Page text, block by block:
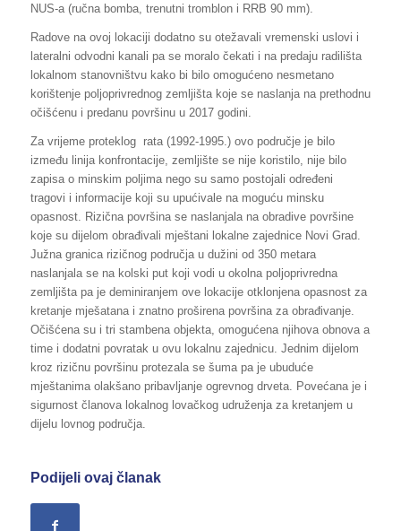
NUS-a (ručna bomba, trenutni tromblon i RRB 90 mm).
Radove na ovoj lokaciji dodatno su otežavali vremenski uslovi i
lateralni odvodni kanali pa se moralo čekati i na predaju radilišta
lokalnom stanovništvu kako bi bilo omogućeno nesmetano
korištenje poljoprivrednog zemljišta koje se naslanja na prethodnu
očišćenu i predanu površinu u 2017 godini.
Za vrijeme proteklog rata (1992-1995.) ovo područje je bilo
između linija konfrontacije, zemljište se nije koristilo, nije bilo
zapisa o minskim poljima nego su samo postojali određeni
tragovi i informacije koji su upućivale na moguću minsku
opasnost. Rizična površina se naslanjala na obradive površine
koje su dijelom obrađivali mještani lokalne zajednice Novi Grad.
Južna granica rizičnog područja u dužini od 350 metara
naslanjala se na kolski put koji vodi u okolna poljoprivredna
zemljišta pa je deminiranjem ove lokacije otklonjena opasnost za
kretanje mješatana i znatno proširena površina za obrađivanje.
Očišćena su i tri stambena objekta, omogućena njihova obnova a
time i dodatni povratak u ovu lokalnu zajednicu. Jednim dijelom
kroz rizičnu površinu protezala se šuma pa je ubuduće
mještanima olakšano pribavljanje ogrevnog drveta. Povećana je i
sigurnost članova lokalnog lovačkog udruženja za kretanjem u
dijelu lovnog područja.
Podijeli ovaj članak